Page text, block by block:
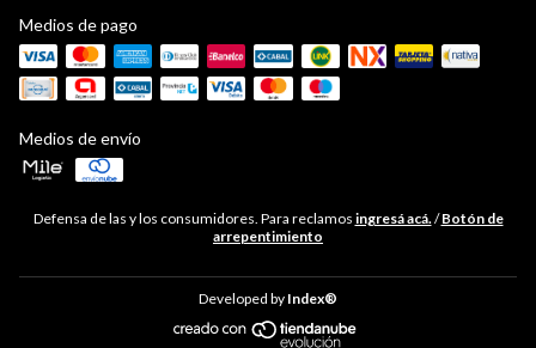
Medios de pago
Medios de envío
Defensa de las y los consumidores. Para reclamos ingresá acá./ Botón de
arrepentimiento
Developed by Index®